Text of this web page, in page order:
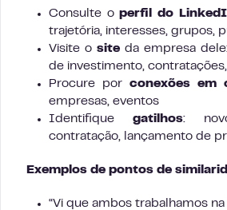
Consulte operfil do
trajetória, interesses, grupos,
Visite o site da empresa
de investimento,
Procure por conexões em
empresas, eventos
Identifique gatilhos:
contratação, lançamento de
Exemplos de pontos de
“Vi que ambos trabalhamos